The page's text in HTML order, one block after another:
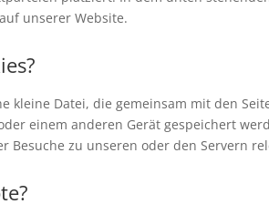
unserer Website.
kleine Datei, die gemeinsam mit den
einem anderen Gerät gespeichert
Besuche zu unseren oder den Servern